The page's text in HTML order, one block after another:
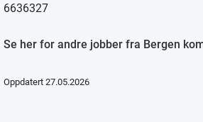
6636327
Se her for andre jobber fra Bergen
Oppdatert 27.05.2026